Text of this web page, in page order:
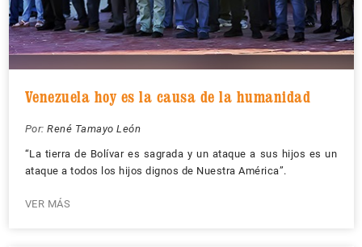
Venezuela hoy es la causa de la humanidad
Por: René Tamayo León
“La tierra de Bolívar es sagrada y un ataque a sus hijos es un
ataque a todos los hijos dignos de Nuestra América”.
VER MÁS